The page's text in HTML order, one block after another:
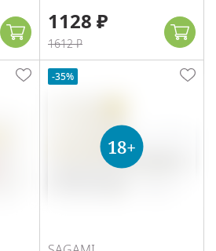
1128 ₽
1612 ₽
-35%